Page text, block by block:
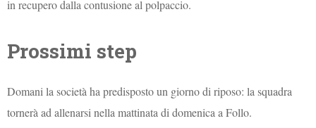
in recupero dalla contusione al polpaccio.
Prossimi step
Domani la società ha predisposto un giorno di riposo: la squadra
tornerà ad allenarsi nella mattinata di domenica a Follo.